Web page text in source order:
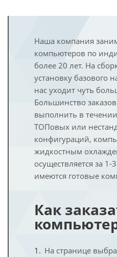
Наша компания
компьютеров по
более 20 лет. На
установку базового
нас уходит чуть
Большинство
выполнить в
ТОПовых или
конфигураций,
жидкостным
осуществляется за 1-
имеются готовые
Как
На странице